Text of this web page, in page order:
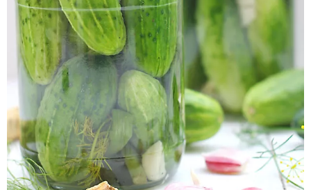
Zdrowo i fit
Kuchnie świata
SKLEP
Polski